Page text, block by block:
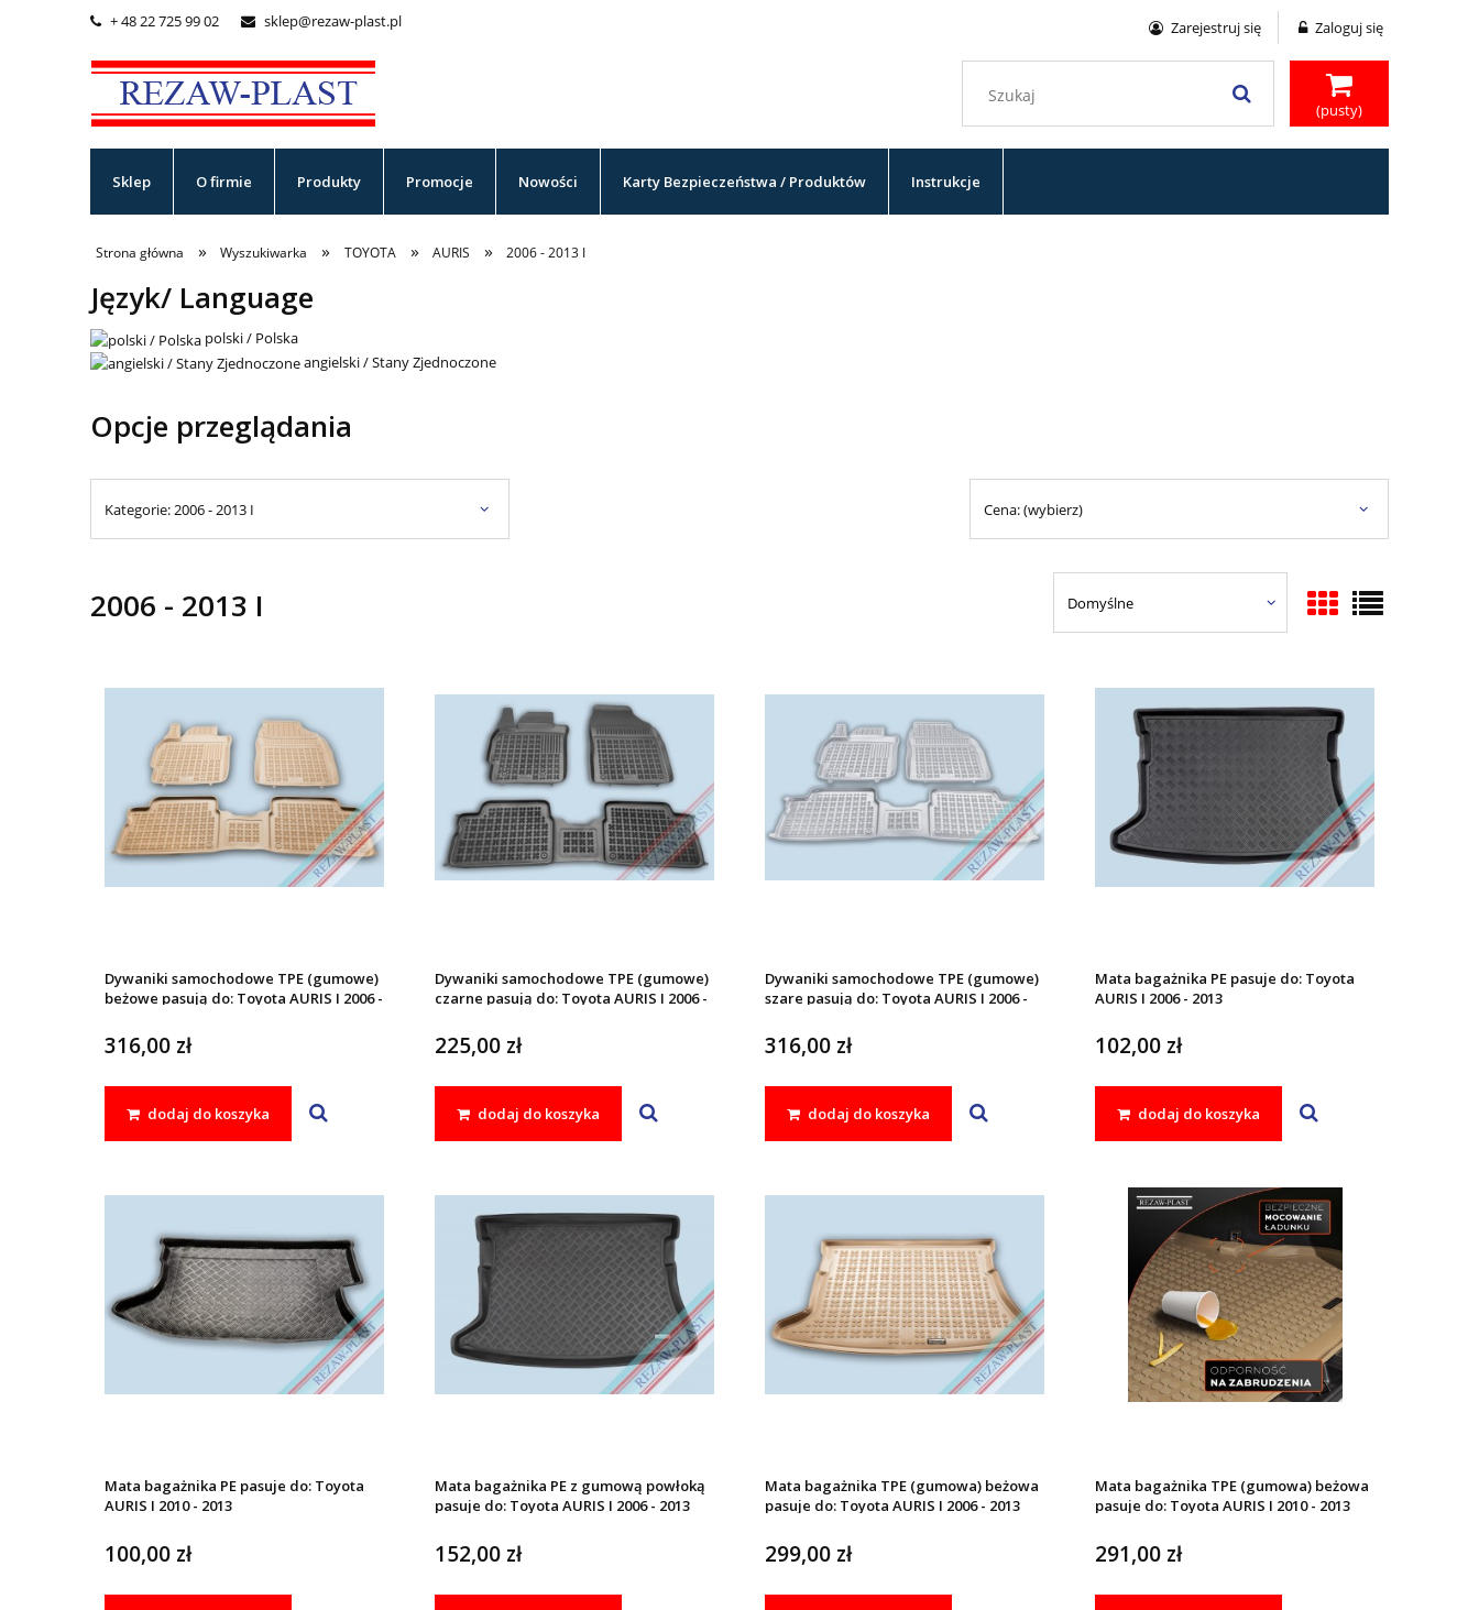
 + 48 22 725 99 02  sklep@rezaw-plast.pl Zarejestruj się Zaloguj się
(pusty)
Sklep O firmie Produkty Promocje Nowości Karty Bezpieczeństwa / Produktów Instrukcje
Strona główna » Wyszukiwarka » TOYOTA » AURIS » 2006 - 2013 I
Język/ Language
polski / Polska
angielski / Stany Zjednoczone
Opcje przeglądania
Kategorie: 2006 - 2013 I Cena: (wybierz)
2006 - 2013 I
Dywaniki samochodowe TPE (gumowe)
beżowe pasują do: Toyota AURIS I 2006 -
316,00 zł
dodaj do koszyka
Dywaniki samochodowe TPE (gumowe)
czarne pasują do: Toyota AURIS I 2006 -
225,00 zł
dodaj do koszyka
Dywaniki samochodowe TPE (gumowe)
szare pasują do: Toyota AURIS I 2006 -
316,00 zł
dodaj do koszyka
Mata bagażnika PE pasuje do: Toyota
AURIS I 2006 - 2013
102,00 zł
dodaj do koszyka
Mata bagażnika PE pasuje do: Toyota
AURIS I 2010 - 2013
100,00 zł
Mata bagażnika PE z gumową powłoką
pasuje do: Toyota AURIS I 2006 - 2013
152,00 zł
Mata bagażnika TPE (gumowa) beżowa
pasuje do: Toyota AURIS I 2006 - 2013
299,00 zł
Mata bagażnika TPE (gumowa) beżowa
pasuje do: Toyota AURIS I 2010 - 2013
291,00 zł